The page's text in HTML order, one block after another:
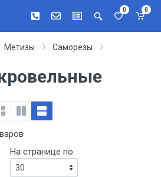
0 0
Метизы
Саморезы
На странице по